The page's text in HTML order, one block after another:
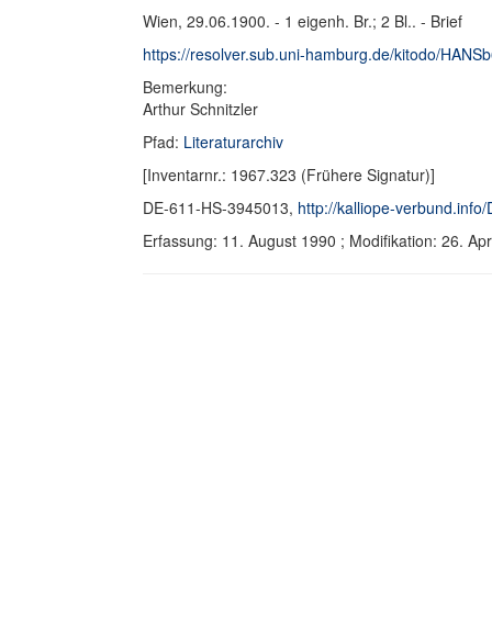
Wien, 29.06.1900. - 1 eigenh. Br.; 2 Bl.. - Brief
https://resolver.sub.uni-hamburg.de/kitodo/
Bemerkung:
Arthur Schnitzler
Pfad: Literaturarchiv
[Inventarnr.: 1967.323 (Frühere Signatur)]
DE-611-HS-3945013, http://kalliope-
Erfassung: 11. August 1990 ; Modifikation: 26.